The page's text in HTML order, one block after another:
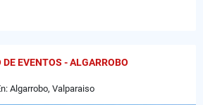
DE EVENTOS - ALGARROBO
Algarrobo, Valparaiso